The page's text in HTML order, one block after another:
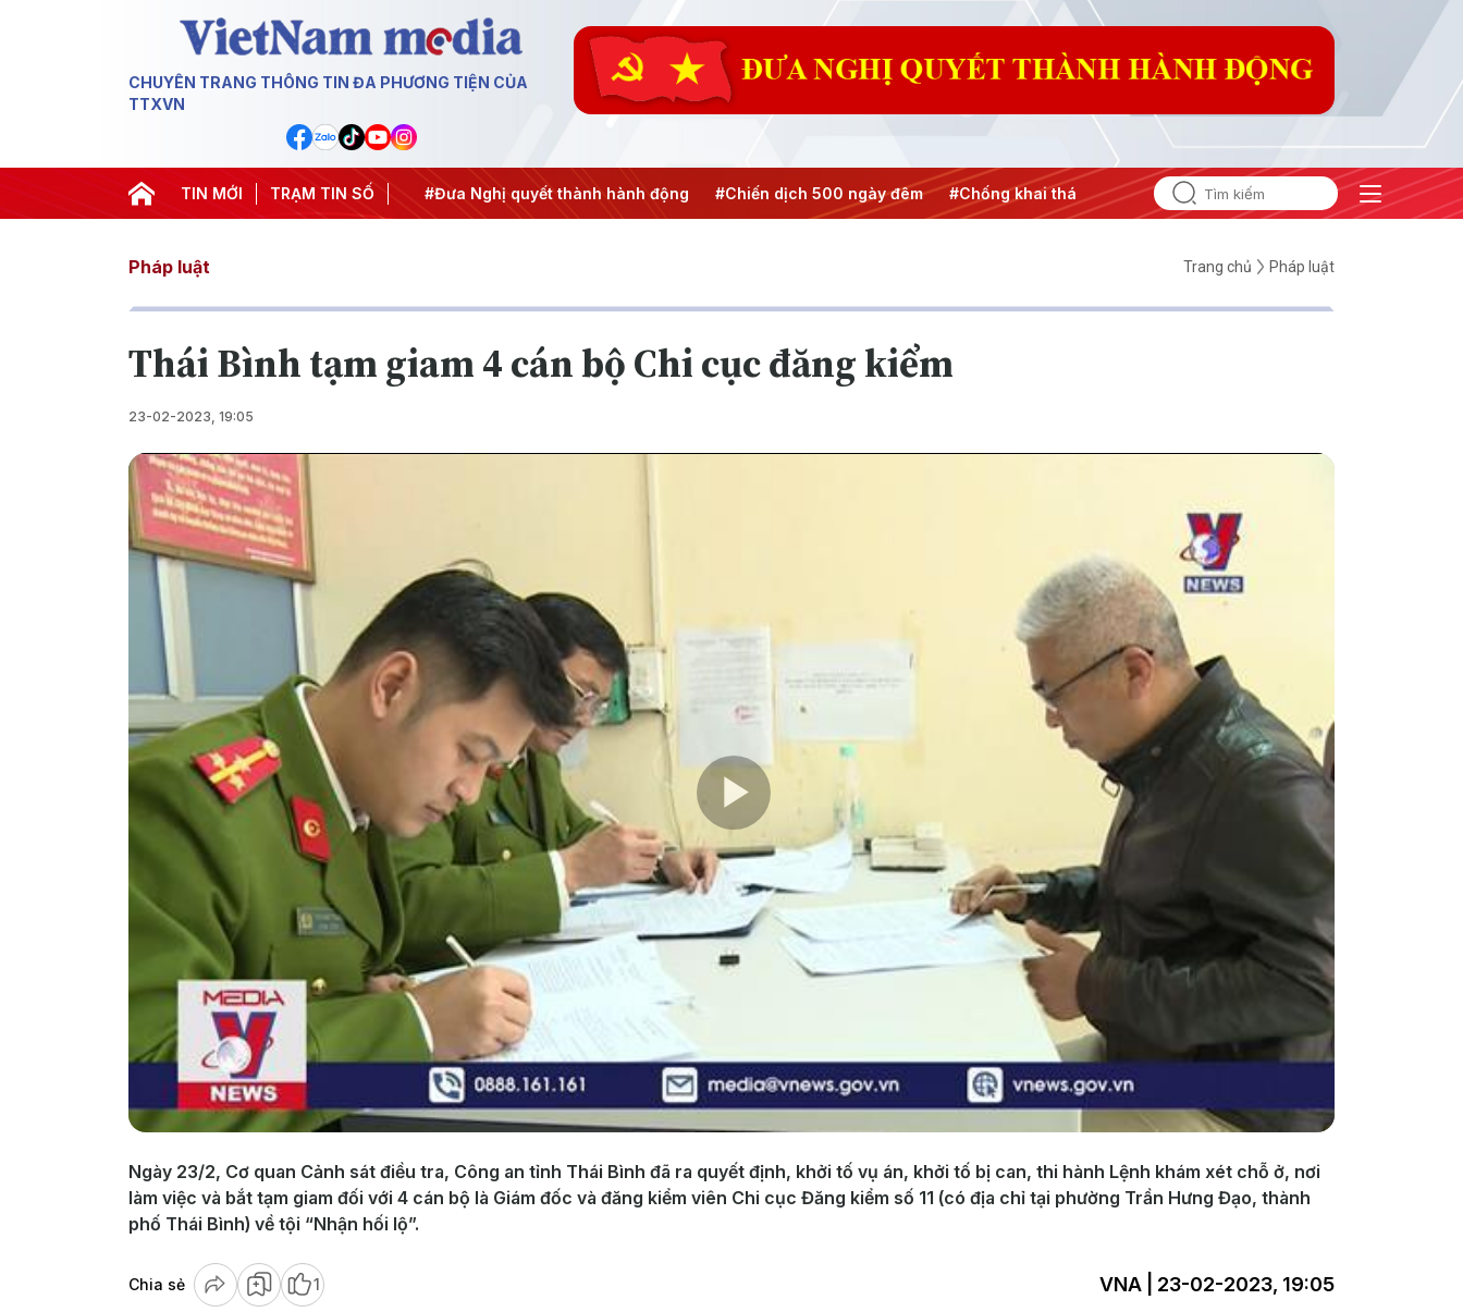
CHUYÊN TRANG THÔNG TIN ĐA PHƯƠNG TIỆN CỦA
TTXVN
TIN MỚI TRẠM TIN SỐ
#Hội nghị Trung ương 3 #APEC 2027 #Đưa Nghị quyết thành hành động #Chiến dịch 500 ngày đêm #Chống khai thác IUU #Căng thẳng Trung Đông #An ninh năng
Pháp luật Trang chủ Pháp luật
Thái Bình tạm giam 4 cán bộ Chi cục đăng kiểm
23-02-2023, 19:05
Play
Video
Ngày 23/2, Cơ quan Cảnh sát điều tra, Công an tỉnh Thái Bình đã ra quyết định, khởi tố vụ án, khởi tố bị can, thi hành Lệnh khám xét chỗ ở, nơi
làm việc và bắt tạm giam đối với 4 cán bộ là Giám đốc và đăng kiểm viên Chi cục Đăng kiểm số 11 (có địa chỉ tại phường Trần Hưng Đạo, thành
phố Thái Bình) về tội “Nhận hối lộ”.
Chia sẻ 1 VNA | 23-02-2023, 19:05